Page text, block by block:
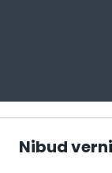
Nibud